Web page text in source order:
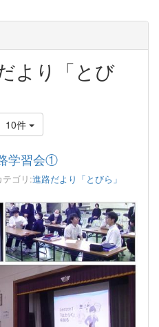
より「とび
10件
学習会①
テゴリ:進路だより「とびら」